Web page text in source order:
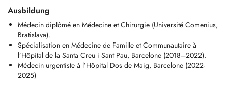
Je suis médecin généraliste et je propose une prise en charge
médicale complète pour les adultes et les enfants. Mon activité est
centrée sur la médecine préventive, la prise en charge des maladies
aiguës et chroniques, ainsi que sur des soins personnalisés.
Les consultations sont disponibles en anglais, français, espagnol et
italien.
Ausbildung
Médecin diplômé en Médecine et Chirurgie (Université Comenius,
Bratislava).
Spécialisation en Médecine de Famille et Communautaire à
l’Hôpital de la Santa Creu i Sant Pau, Barcelone (2018–2022).
Médecin urgentiste à l’Hôpital Dos de Maig, Barcelone (2022-
2025)